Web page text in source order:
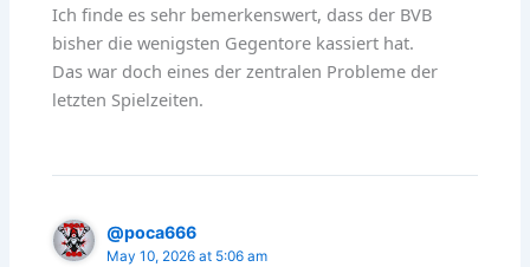
Ich finde es sehr bemerkenswert, dass der BVB
bisher die wenigsten Gegentore kassiert hat.
Das war doch eines der zentralen Probleme der
letzten Spielzeiten.
@poca666
May 10, 2026 at 5:06 am